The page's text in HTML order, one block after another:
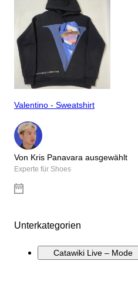
Valentino - Sweatshirt
Von Kris Panavara ausgewählt
Experte für Shoes
Unterkategorien
Catawiki Live – Mode